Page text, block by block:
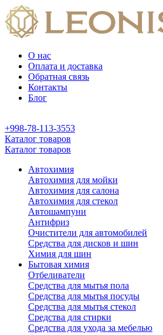
О нас
Оплата и доставка
Обратная связь
Контакты
Блог
+998-78-113-3553
Каталог товаров
Каталог товаров
Автохимия
Автохимия для мойки
Автохимия для салона
Автохимия для стекол
Автошампуни
Антифриз
Очистители для автомобилей
Средства для дисков и шин
Химия для шин
Бытовая химия
Отбеливатели
Средства для мытья пола
Средства для мытья посуды
Средства для мытья стекол
Средства для стирки
Средства для ухода за мебелью